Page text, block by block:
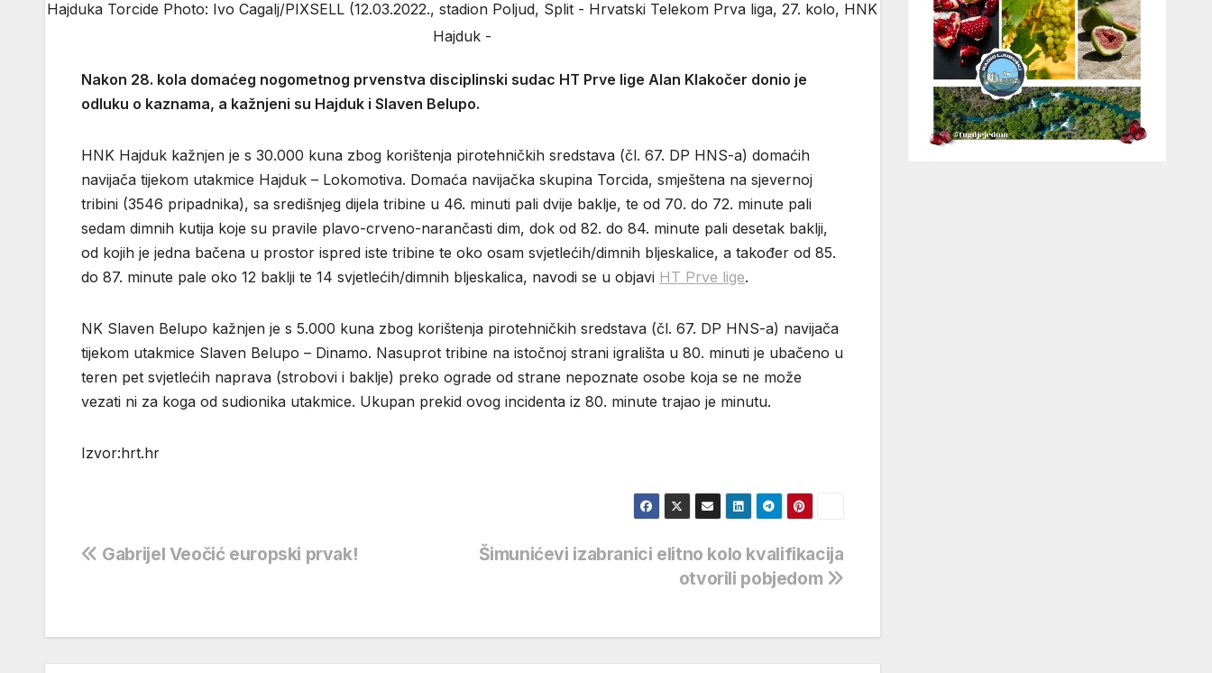
Hajduka Torcide Photo: Ivo Cagalj/PIXSELL (12.03.2022., stadion Poljud, Split - Hrvatski Telekom Prva liga, 27. kolo, HNK
Hajduk -
Nakon 28. kola domaćeg nogometnog prvenstva disciplinski sudac HT Prve lige Alan Klakočer donio je
odluku o kaznama, a kažnjeni su Hajduk i Slaven Belupo.
HNK Hajduk kažnjen je s 30.000 kuna zbog korištenja pirotehničkih sredstava (čl. 67. DP HNS-a) domaćih
navijača tijekom utakmice Hajduk – Lokomotiva. Domaća navijačka skupina Torcida, smještena na sjevernoj
tribini (3546 pripadnika), sa središnjeg dijela tribine u 46. minuti pali dvije baklje, te od 70. do 72. minute pali
sedam dimnih kutija koje su pravile plavo-crveno-narančasti dim, dok od 82. do 84. minute pali desetak baklji,
od kojih je jedna bačena u prostor ispred iste tribine te oko osam svjetlećih/dimnih bljeskalice, a također od 85.
do 87. minute pale oko 12 baklji te 14 svjetlećih/dimnih bljeskalica, navodi se u objavi HT Prve lige.
NK Slaven Belupo kažnjen je s 5.000 kuna zbog korištenja pirotehničkih sredstava (čl. 67. DP HNS-a) navijača
tijekom utakmice Slaven Belupo – Dinamo. Nasuprot tribine na istočnoj strani igrališta u 80. minuti je ubačeno u
teren pet svjetlećih naprava (strobovi i baklje) preko ograde od strane nepoznate osobe koja se ne može
vezati ni za koga od sudionika utakmice. Ukupan prekid ovog incidenta iz 80. minute trajao je minutu.
Izvor:hrt.hr
Navigacija
Šimunićevi izabranici elitno kolo kvalifikacija
otvorili pobjedom
Gabrijel Veočić europski prvak!